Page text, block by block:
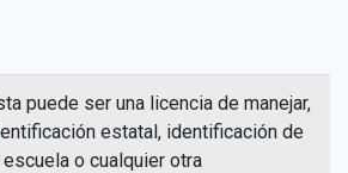
puede ser una licencia de manejar,
estatal, identificación de
escuela o cualquier otra